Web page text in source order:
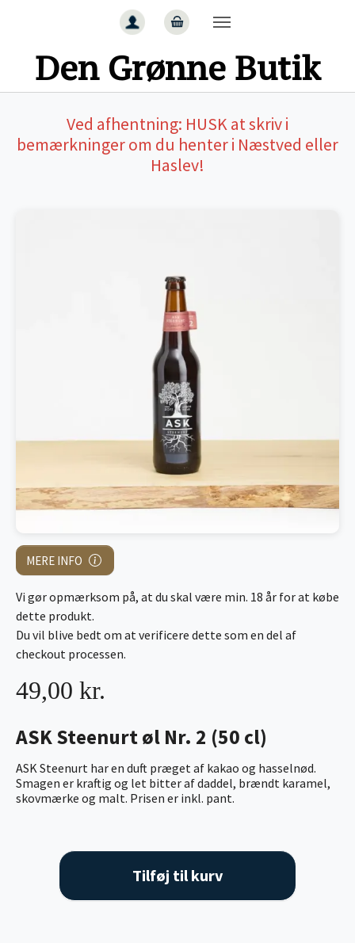
Den Grønne Butik
Ved afhentning: HUSKat skriv i
bemærkninger om du henter i Næstved eller
Haslev!
MERE INFO
ASK Steenurt øl Nr. 2 (50 cl)
ASK Steenurt har en duft præget af kakao og hasselnød.
Smagen er kraftig og let bitter af daddel, brændt karamel,
skovmærke og malt. Prisen er inkl. pant.
49,00 kr.
Vi gør opmærksom på, at du skal være min. 18 år for at købe
dette produkt.
Du vil blive bedt om at verificere dette som en del af
checkout processen.
Tilføj til kurv